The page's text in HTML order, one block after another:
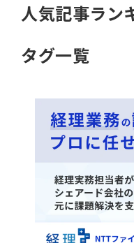
人気記事ラン
タグ一覧